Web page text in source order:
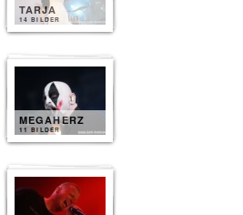
TARJA
14 BILDER
MEGAHERZ
11 BILDER